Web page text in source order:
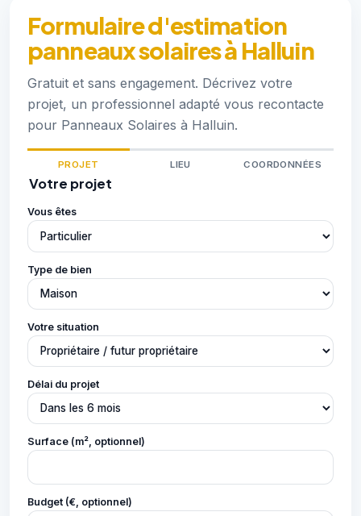
Formulaire d'estimation
panneaux solaires à Halluin
Gratuit et sans engagement. Décrivez votre
projet, un professionnel adapté vous recontacte
pour Panneaux Solaires à Halluin.
PROJET LIEU COORDONNÉES
Votre projet
Vous êtes
Type de bien
Votre situation
Délai du projet
Surface (m², optionnel)
Budget (€, optionnel)